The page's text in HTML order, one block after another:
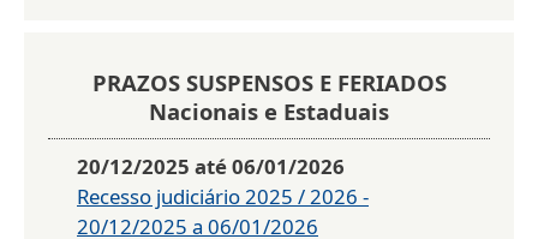
PRAZOS SUSPENSOS E FERIADOS
Nacionais e Estaduais
20/12/2025 até06/01/2026
Recesso judiciário 2025 / 2026 -
20/12/2025 a 06/01/2026